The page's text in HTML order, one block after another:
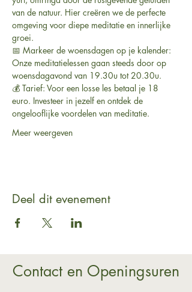
van de natuur. Hier creëren we de perfecte
omgeving voor diepe meditatie en innerlijke
groei.
📅 Markeer de woensdagen op je kalender:
Onze meditatielessen gaan steeds door op
woensdagavond van 19.30u tot 20.30u.
💰 Tarief: Voor een losse les betaal je 18
euro. Investeer in jezelf en ontdek de
ongelooflijke voordelen van meditatie.
Meer weergeven
Deel dit evenement
Contact en Openingsuren